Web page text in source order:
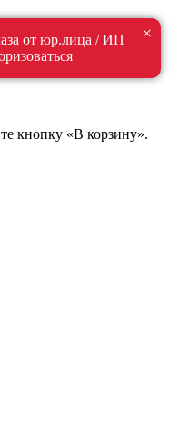
кнопку «В корзину».
×
от юр.лица / ИП